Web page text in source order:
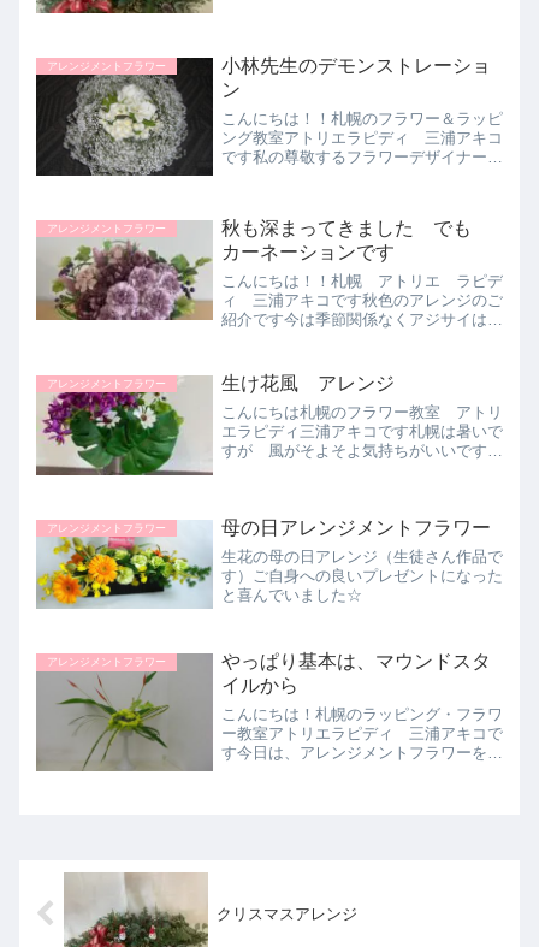
りつけていくのがいいらしい...
アレンジメントフラワー
小林先生のデモンストレーショ
ン
こんにちは！！札幌のフラワー＆ラッピ
ング教室アトリエラピディ 三浦アキコ
です私の尊敬するフラワーデザイナーの
に！！ 何回もいっておられました。で
も出来上がりは、スタイリ...
アレンジメントフラワー
秋も深まってきました でも
カーネーションです
こんにちは！！札幌 アトリエ ラピデ
ィ 三浦アキコです秋色のアレンジのご
紹介です今は季節関係なくアジサイは
っとくすんだカーネーションですこのカ
ーネーション アスカ商会...
アレンジメントフラワー 生け花風 アレンジ
こんにちは札幌のフラワー教室 アトリ
エラピディ三浦アキコです札幌は暑いで
すが 風がそよそよ気持ちがいいです
ンジのご紹介です生徒さん...
アレンジメントフラワー 母の日アレンジメントフラワー
生花の母の日アレンジ（生徒さん作品で
す）ご自身への良いプレゼントになった
と喜んでいました☆
アレンジメントフラワー
やっぱり基本は、マウンドスタ
イルから
こんにちは！札幌のラッピング・フラワ
ー教室アトリエラピディ 三浦アキコで
す今日は、アレンジメントフラワーをご
クリスマスアレンジ